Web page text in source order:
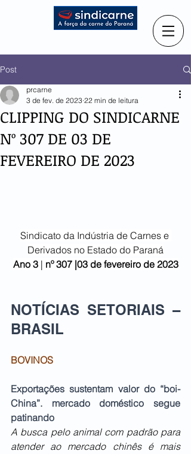
Post
CLIPPING DO SINDICARNE
Nº 307 DE 03 DE
FEVEREIRO DE 2023
prcarne
3 de fev. de 2023 22 min de leitura
Sindicato da Indústria de Carnes e
Derivados no Estado do Paraná
Ano 3 | nº 307 |03 de fevereiro de 2023
NOTÍCIAS SETORIAIS –
BRASIL
BOVINOS
Exportações sustentam valor do “boi-
China”. mercado doméstico segue
patinando
A busca pelo animal com padrão para
atender ao mercado chinês é mais